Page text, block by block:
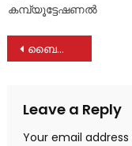
കമ്പ്യൂട്ടേഷണൽ
Post
ബൈക്കും സ്കൂട്ടറും കൂട്ടിയിടിച്ച് മൂന്ന് പേർക്ക് പരുക്ക്
Leave a Reply
Your email